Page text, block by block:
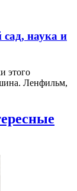
сад, наука и
этого
Ленфильм,